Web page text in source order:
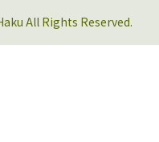
All Rights Reserved.